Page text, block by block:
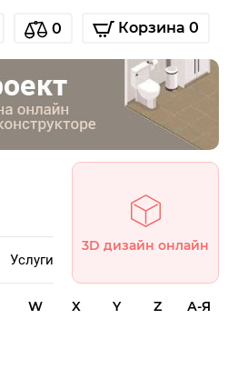
0 Корзина 0
Услуги
3D дизайн онлайн
W X Y Z А-Я